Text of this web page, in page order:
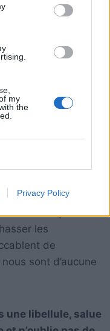
my
the
Privacy Policy
vie :Elles nous
être ludique et
les
de
sont d’aucune
une libellule, salue